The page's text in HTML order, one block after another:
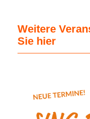
Weitere
Sie hier